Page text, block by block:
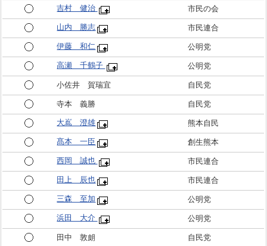
吉村 健治 市民の会
山内 勝志 市民連合
伊藤 和仁 公明党
高瀬 千鶴子 公明党
小佐井 賀瑞宜 自民党
寺本 義勝 自民党
大嶌 澄雄 熊本自民
髙本 一臣 創生熊本
西岡 誠也 市民連合
田上 辰也 市民連合
三森 至加 公明党
浜田 大介 公明党
田中 敦朗 自民党